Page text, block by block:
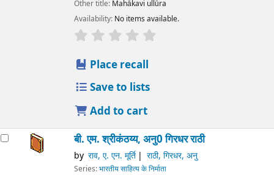
Other title: Mahākavi ullūra
Availability: No items available.
star rating
Place recall
Save to lists
Add to cart
बी. एम. श्रीकंठय्य, अनु0 गिरधर राठी
by राव, ए. एन. मूर्ति राठी, गिरधर, अनु
Series:भारतीय साहित्य के निर्माता